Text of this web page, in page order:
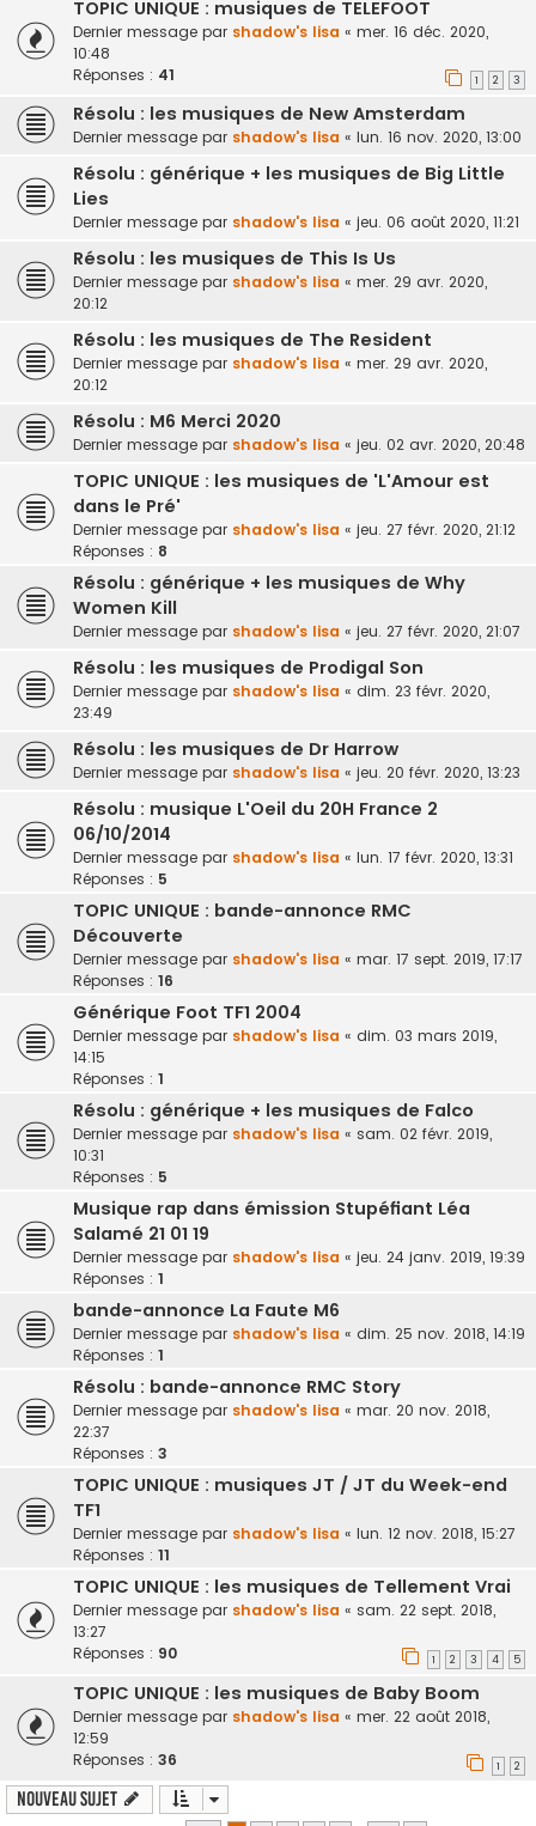
TOPIC UNIQUE : musiques de TELEFOOT
Dernier message par shadow's lisa « mer. 16 déc. 2020,
10:48
Réponses : 41 1 2 3
Résolu : les musiques de New Amsterdam
Dernier message par shadow's lisa « lun. 16 nov. 2020, 13:00
Résolu : générique + les musiques de Big Little
Lies
Dernier message par shadow's lisa « jeu. 06 août 2020, 11:21
Résolu : les musiques de This Is Us
Dernier message par shadow's lisa « mer. 29 avr. 2020,
20:12
Résolu : les musiques de The Resident
Dernier message par shadow's lisa « mer. 29 avr. 2020,
20:12
Résolu : M6 Merci 2020
Dernier message par shadow's lisa « jeu. 02 avr. 2020, 20:48
TOPIC UNIQUE : les musiques de 'L'Amour est
dans le Pré'
Dernier message par shadow's lisa « jeu. 27 févr. 2020, 21:12
Réponses : 8
Résolu : générique + les musiques de Why
Women Kill
Dernier message par shadow's lisa « jeu. 27 févr. 2020, 21:07
Résolu : les musiques de Prodigal Son
Dernier message par shadow's lisa « dim. 23 févr. 2020,
23:49
Résolu : les musiques de Dr Harrow
Dernier message par shadow's lisa « jeu. 20 févr. 2020, 13:23
Résolu : musique L'Oeil du 20H France 2
06/10/2014
Dernier message par shadow's lisa « lun. 17 févr. 2020, 13:31
Réponses : 5
TOPIC UNIQUE : bande-annonce RMC
Découverte
Dernier message par shadow's lisa « mar. 17 sept. 2019, 17:17
Réponses : 16
Générique Foot TF1 2004
Dernier message par shadow's lisa « dim. 03 mars 2019,
14:15
Réponses : 1
Résolu : générique + les musiques de Falco
Dernier message par shadow's lisa « sam. 02 févr. 2019,
10:31
Réponses : 5
Musique rap dans émission Stupéfiant Léa
Salamé 21 01 19
Dernier message par shadow's lisa « jeu. 24 janv. 2019, 19:39
Réponses : 1
bande-annonce La Faute M6
Dernier message par shadow's lisa « dim. 25 nov. 2018, 14:19
Réponses : 1
Résolu : bande-annonce RMC Story
Dernier message par shadow's lisa « mar. 20 nov. 2018,
22:37
Réponses : 3
TOPIC UNIQUE : musiques JT / JT du Week-end
TF1
Dernier message par shadow's lisa « lun. 12 nov. 2018, 15:27
Réponses : 11
TOPIC UNIQUE : les musiques de Tellement Vrai
Dernier message par shadow's lisa « sam. 22 sept. 2018,
13:27
Réponses : 90 1 2 3 4 5
TOPIC UNIQUE : les musiques de Baby Boom
Dernier message par shadow's lisa « mer. 22 août 2018,
12:59
Réponses : 36 1 2
Nouveau sujet